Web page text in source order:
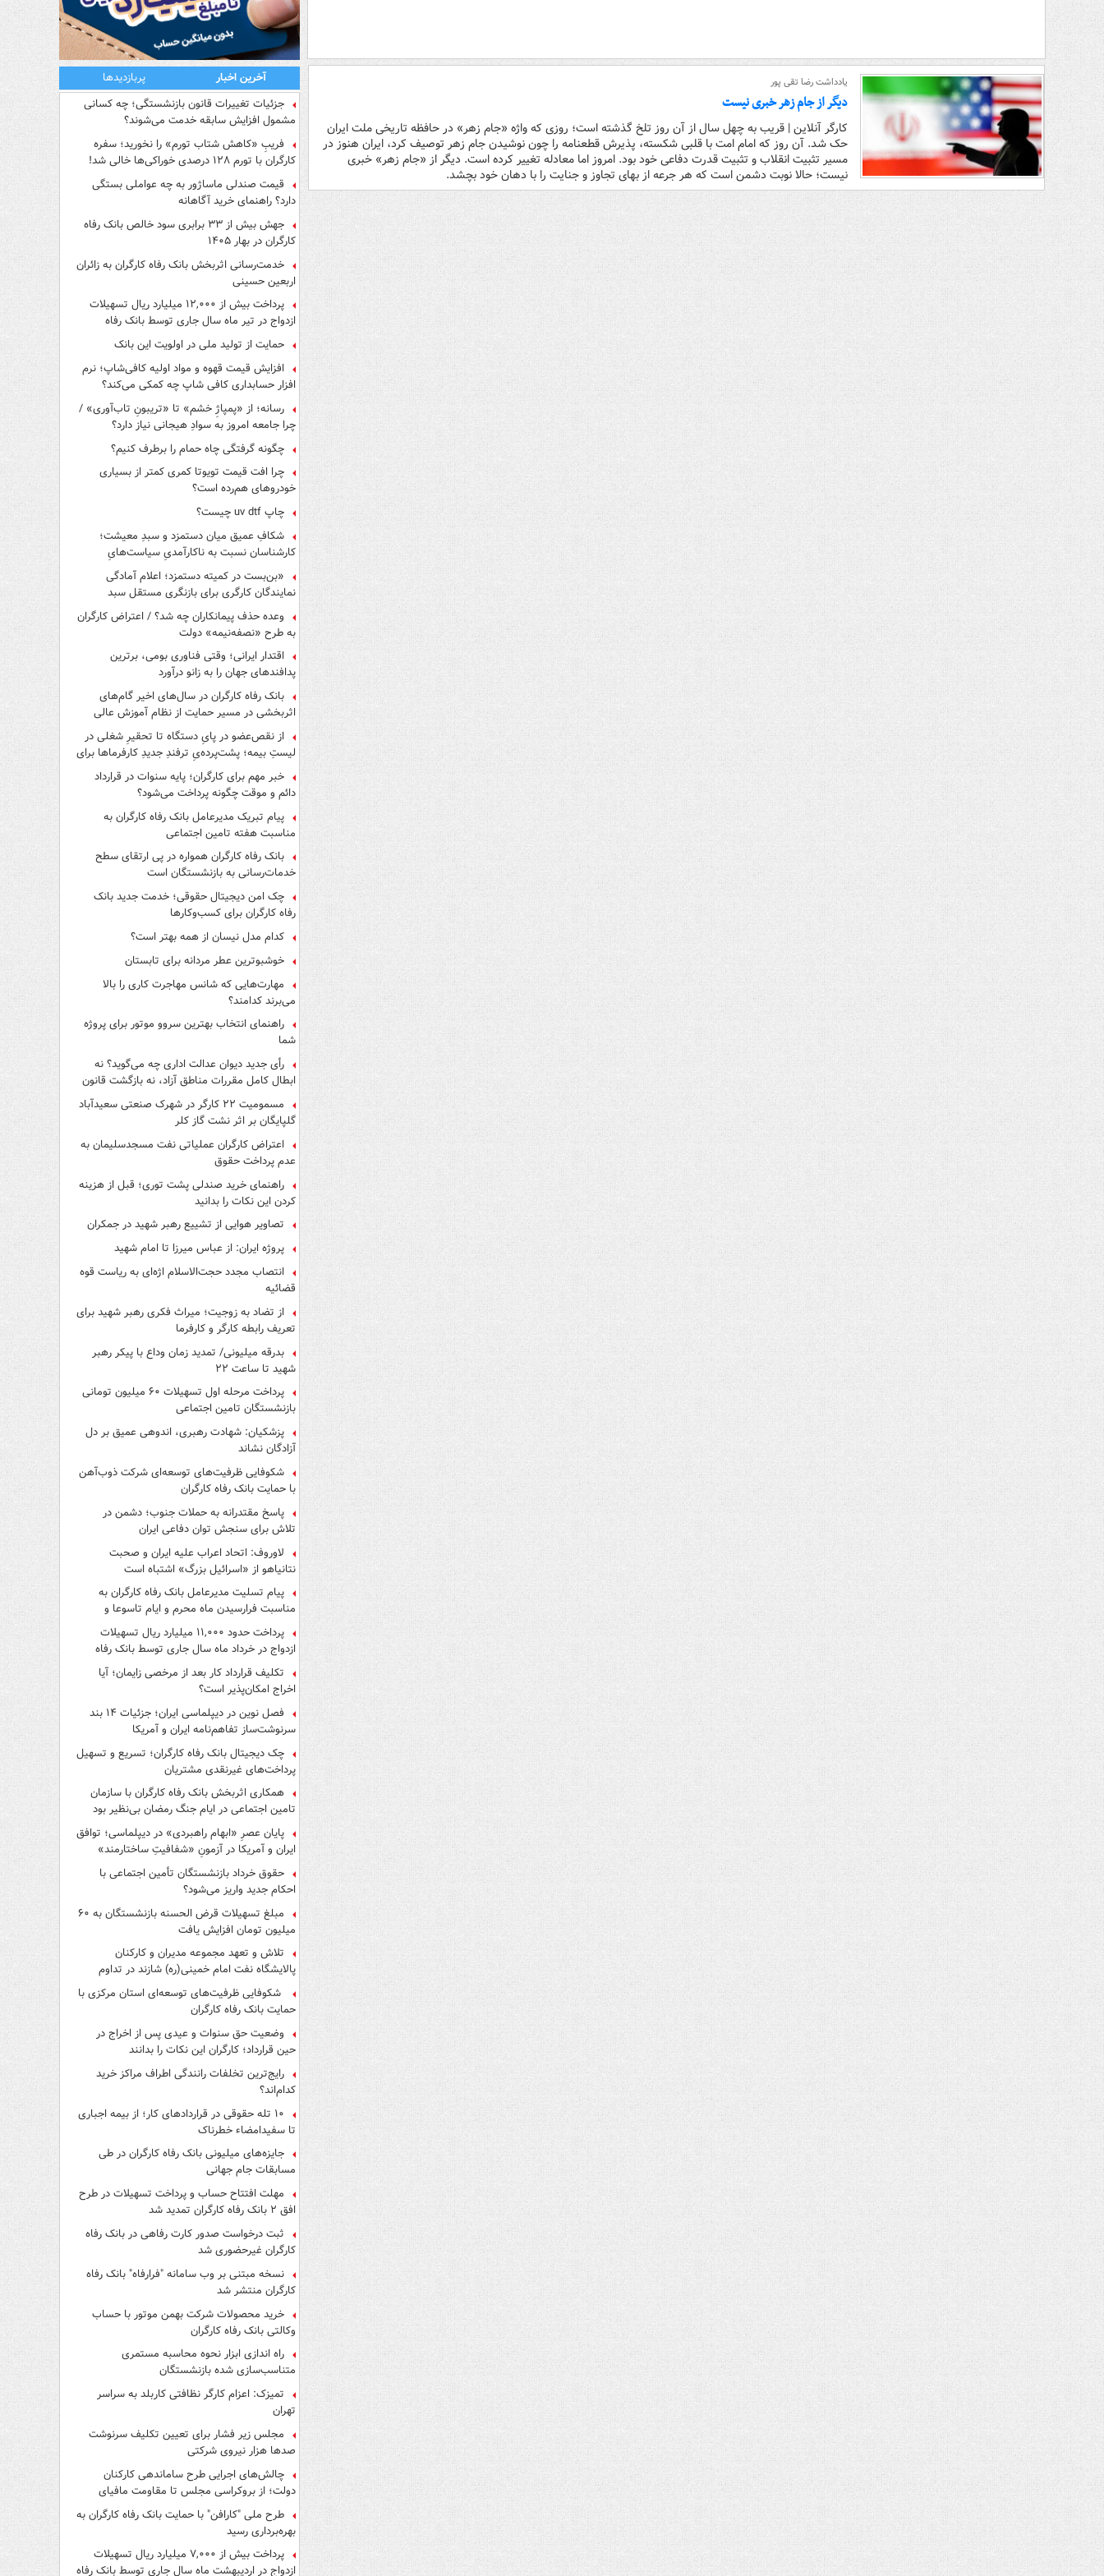
یادداشت رضا تقی پور
دیگر از جام زهر خبری نیست
کارگر آنلاین | قریب به چهل سال از آن روز تلخ گذشته است؛ روزی که واژه «جام زهر» در حافظه تاریخی ملت ایران
حک شد. آن روز که امام امت با قلبی شکسته، پذیرش قطعنامه را چون نوشیدن جام زهر توصیف کرد، ایران هنوز در
مسیر تثبیت انقلاب و تثبیت قدرت دفاعی خود بود. امروز اما معادله تغییر کرده است. دیگر از «جام زهر» خبری
نیست؛ حالا نوبت دشمن است که هر جرعه از بهای تجاوز و جنایت را با دهان خود بچشد.
آخرین اخبار
پربازدیدها
جزئیات تغییرات قانون بازنشستگی؛ چه کسانی
مشمول افزایش سابقه خدمت می‌شوند؟
فریبِ «کاهش شتاب تورم» را نخورید؛ سفره
کارگران با تورم ۱۲۸ درصدی خوراکی‌ها خالی شد!
قیمت صندلی ماساژور به چه عواملی بستگی
دارد؟ راهنمای خرید آگاهانه
جهش بیش از ۳۳ برابری سود خالص بانک رفاه
کارگران در بهار ۱۴۰۵
خدمت‌رسانی اثربخش بانک رفاه کارگران به زائران
اربعین حسینی
پرداخت بیش از ۱۲,۰۰۰ میلیارد ریال تسهیلات
ازدواج در تیر ماه سال جاری توسط بانک رفاه
کارگران
حمایت از تولید ملی در اولویت این بانک
افزایش قیمت قهوه و مواد اولیه کافی‌شاپ؛ نرم
افزار حسابداری کافی شاپ چه کمکی می‌کند؟
رسانه؛ از «پمپاژِ خشم» تا «تریبونِ تاب‌آوری» /
چرا جامعه امروز به سوادِ هیجانی نیاز دارد؟
چگونه گرفتگی چاه حمام را برطرف کنیم؟
چرا افت قیمت تویوتا کمری کمتر از بسیاری
خودروهای هم‌رده است؟
چاپ uv dtf چیست؟
شکافِ عمیق میان دستمزد و سبدِ معیشت؛
کارشناسان نسبت به ناکارآمدیِ سیاست‌هایِ
حمایتی هشدار دادند
«بن‌بست در کمیته دستمزد؛ اعلام آمادگی
نمایندگان کارگری برای بازنگری مستقل سبد
وعده حذف پیمانکاران چه شد؟ / اعتراض کارگران
به طرح «نصفه‌نیمه» دولت
اقتدار ایرانی؛ وقتی فناوری بومی، برترین
پدافندهای جهان را به زانو درآورد
بانک رفاه کارگران در سال‌های اخیر گام‌های
اثربخشی در مسیر حمایت از نظام آموزش عالی
برداشته است
از نقص‌عضو در پایِ دستگاه تا تحقیرِ شغلی در
لیستِ بیمه؛ پشت‌پرده‌یِ ترفندِ جدیدِ کارفرماها برای
فرار از قانون چیست؟
خبر مهم برای کارگران؛ پایه سنوات در قرارداد
دائم و موقت چگونه پرداخت می‌شود؟
پیام تبریک مدیرعامل بانک رفاه کارگران به
مناسبت هفته تامین اجتماعی
بانک رفاه کارگران همواره در پی ارتقای سطح
خدمات‌رسانی به بازنشستگان است
چک امن دیجیتال حقوقی؛ خدمت جدید بانک
رفاه کارگران برای کسب‌وکارها
کدام مدل نیسان از همه بهتر است؟
خوشبوترین عطر مردانه برای تابستان
مهارت‌هایی که شانس مهاجرت کاری را بالا
می‌برند کدامند؟
راهنمای انتخاب بهترین سروو موتور برای پروژه
شما
رأی جدید دیوان عدالت اداری چه می‌گوید؟ نه
ابطال کامل مقررات مناطق آزاد، نه بازگشت قانون
مسمومیت ۲۲ کارگر در شهرک صنعتی سعیدآباد
گلپایگان بر اثر نشت گاز کلر
اعتراض کارگران عملیاتی نفت مسجدسلیمان به
عدم پرداخت حقوق
راهنمای خرید صندلی پشت توری؛ قبل از هزینه
کردن این نکات را بدانید
تصاویر هوایی از تشییع رهبر شهید در جمکران
پروژه ایران: از عباس میرزا تا امام شهید
انتصاب مجدد حجت‌الاسلام اژه‌ای به ریاست قوه‌
قضائیه
از تضاد به زوجیت؛ میراث فکری رهبر شهید برای
تعریف رابطه کارگر و کارفرما
بدرقه میلیونی/ تمدید زمان وداع با پیکر رهبر
شهید تا ساعت ۲۲
پرداخت مرحله اول تسهیلات ۶۰ میلیون تومانی
بازنشستگان تامین اجتماعی
پزشکیان: شهادت رهبری، اندوهی عمیق بر دل
آزادگان نشاند
شکوفایی ظرفیت‌های توسعه‌ای شرکت ذوب‌آهن
با حمایت‌ بانک رفاه کارگران
پاسخ مقتدرانه به حملات جنوب؛ دشمن در
تلاش برای سنجش توان دفاعی ایران
لاوروف: اتحاد اعراب علیه ایران و صحبت
نتانیاهو از «اسرائیل بزرگ» اشتباه است
پیام تسلیت مدیرعامل بانک رفاه کارگران به
مناسبت فرارسیدن ماه محرم و ایام تاسوعا و
عاشورای حسینی
پرداخت حدود ۱۱,۰۰۰ میلیارد ریال تسهیلات
ازدواج در خرداد ماه سال جاری توسط بانک رفاه
کارگران
تکلیف قرارداد کار بعد از مرخصی زایمان؛ آیا
اخراج امکان‌پذیر است؟
فصل نوین در دیپلماسی ایران؛ جزئیات ۱۴ بند
سرنوشت‌ساز تفاهم‌نامه ایران و آمریکا
چک دیجیتال بانک رفاه کارگران؛ تسریع و تسهیل
پرداخت‌های غیرنقدی مشتریان
همکاری اثربخش بانک رفاه کارگران با سازمان
تامین اجتماعی در ایام جنگ رمضان بی‌نظیر بود
پایان عصرِ «ابهام راهبردی» در دیپلماسی؛ توافق
ایران و آمریکا در آزمونِ «شفافیتِ ساختارمند»
حقوق خرداد بازنشستگان تأمین اجتماعی با
احکام جدید واریز می‌شود؟
مبلغ تسهیلات قرض الحسنه بازنشستگان به ۶۰
میلیون تومان افزایش یافت
تلاش و تعهد مجموعه مدیران و کارکنان
پالایشگاه نفت امام خمینی(ره) شازند در تداوم
تولید در ایام جنگ رمضان، شایسته قدردانی است
شکوفایی ظرفیت‌های توسعه‌ای استان مرکزی با
حمایت بانک رفاه کارگران
وضعیت حق سنوات و عیدی پس از اخراج در
حین قرارداد؛ کارگران این نکات را بدانند
رایج‌ترین تخلفات رانندگی اطراف مراکز خرید
کدام‌اند؟
۱۰ تله حقوقی در قراردادهای کار؛ از بیمه اجباری
تا سفیدامضاء خطرناک
جایزه‌های میلیونی بانک رفاه کارگران در طی
مسابقات جام جهانی
مهلت افتتاح حساب و پرداخت تسهیلات در طرح
افق ۲ بانک رفاه کارگران تمدید شد
ثبت درخواست صدور کارت رفاهی در بانک رفاه
کارگران غیرحضوری شد
نسخه مبتنی بر وب سامانه "فرارفاه" بانک رفاه
کارگران منتشر شد
خرید محصولات شرکت بهمن موتور با حساب
وکالتی بانک رفاه کارگران
راه اندازی ابزار نحوه محاسبه مستمری
متناسب‌سازی شده بازنشستگان
تمیزک: اعزام کارگر نظافتی کاربلد به سراسر
تهران
مجلس زیر فشار برای تعیین تکلیف سرنوشت
صدها هزار نیروی شرکتی
چالش‌های اجرایی طرح ساماندهی کارکنان
دولت؛ از بروکراسی مجلس تا مقاومت مافیای
واسطه‌گری
طرح ملی "کارافن" با حمایت بانک رفاه کارگران به
بهره‌برداری رسید
پرداخت بیش از ۷,۰۰۰ میلیارد ریال تسهیلات
ازدواج در اردیبهشت ماه سال جاری توسط بانک رفاه